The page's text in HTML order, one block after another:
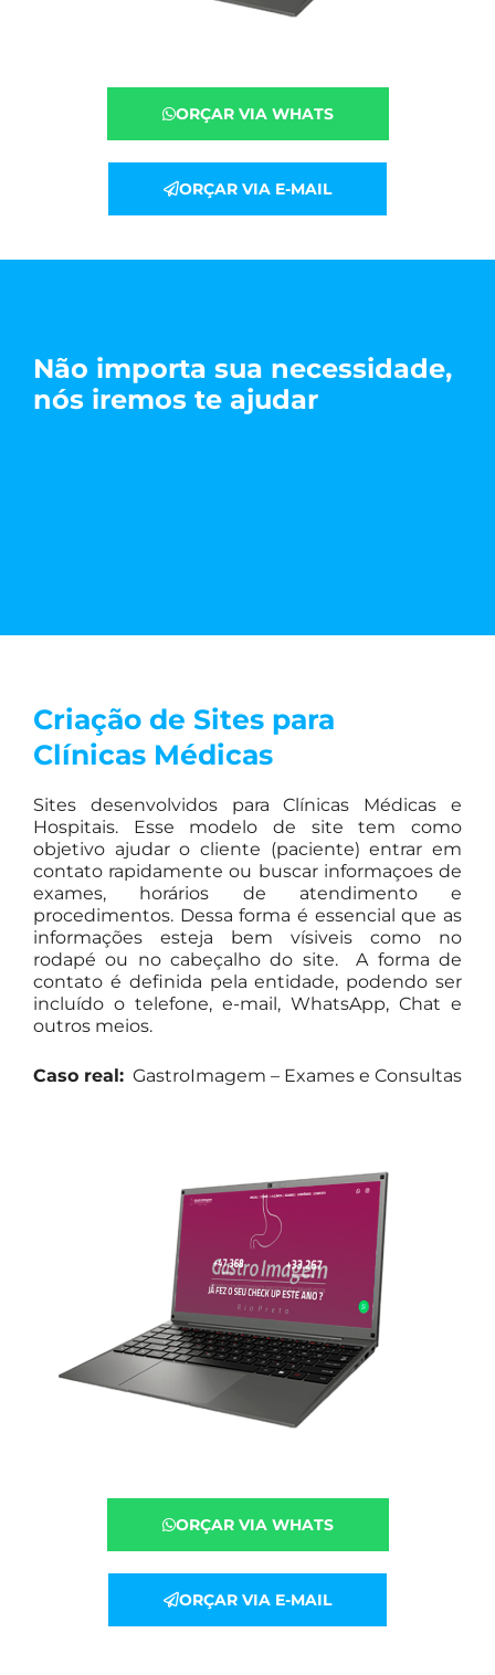
ORÇAR VIA WHATS
ORÇAR VIA E-MAIL
Não importa sua necessidade,
nós iremos te ajudar
Criação de Sites para
Clínicas Médicas
Sites desenvolvidos para Clínicas Médicas e
Hospitais. Esse modelo de site tem como
objetivo ajudar o cliente (paciente) entrar em
contato rapidamente ou buscar informaçoes de
exames, horários de atendimento e
procedimentos. Dessa forma é essencial que as
informações esteja bem vísiveis como no
rodapé ou no cabeçalho do site. A forma de
contato é definida pela entidade, podendo ser
incluído o telefone, e-mail, WhatsApp, Chat e
outros meios.
Caso real: GastroImagem – Exames e Consultas
ORÇAR VIA WHATS
ORÇAR VIA E-MAIL